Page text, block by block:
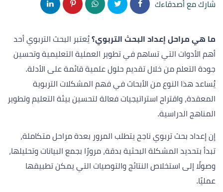
شارك مع أصدقاءك
ما هي مراحل إعداد البحث التربوي؟ يُعتبر البحث التربوي أحد
أهم الأدوات التي تساهم في تطوير العملية التعليمية وتحسين
جودة التعلم من خلال تقديم حلول علمية قائمة على الأدلة.
يُساعد هذا النوع من الأبحاث في فهم المشكلات التربوية
المعقدة، واقتراح استراتيجيات فعالة لتحسين بيئة التعليم وتطوير
المناهج الدراسية.
إن إعداد بحث تربوي ناجح يتطلب المرور بعدة مراحل متكاملة،
تبدأ بتحديد المشكلة البحثية بدقة، مرورًا بجمع البيانات وتحليلها،
وصولًا إلى استخلاص النتائج والتوصيات التي يمكن تطبيقها
عمليًا.